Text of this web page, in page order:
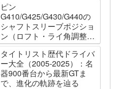
ピン
G410/G425/G430/G440の
シャフトスリーブポジショ
ン（ロフト・ライ角調整機
能）について
タイトリスト歴代ドライバ
ー大全（2005-2025）：名
器900番台から最新GTま
で、進化の軌跡を辿る